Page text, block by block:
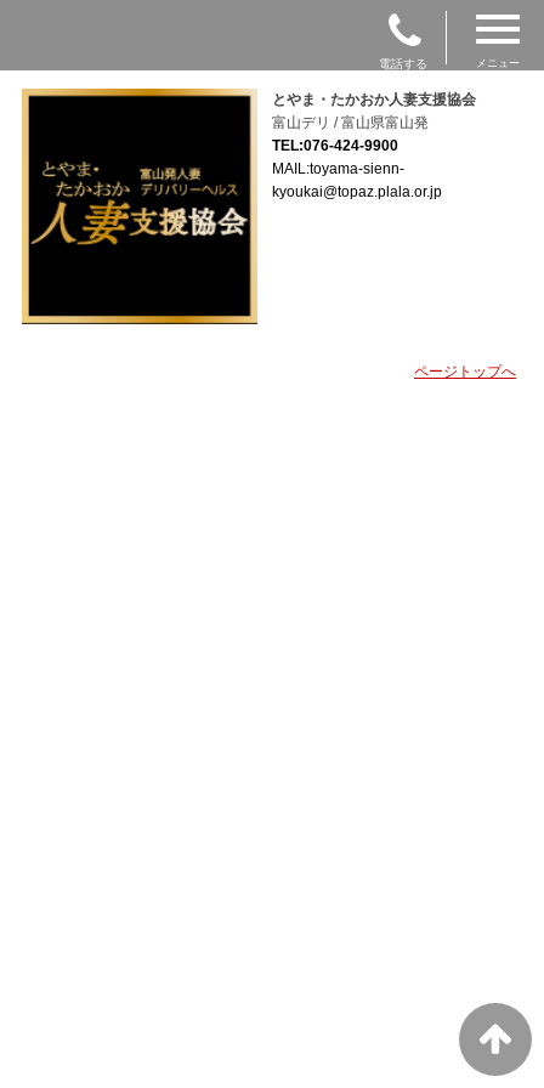
電話する メニュー
とやま・たかおか人妻支援協会
富山デリ / 富山県富山発
TEL:076-424-9900
MAIL:toyama-sienn-
kyoukai@topaz.plala.or.jp
ページトップへ